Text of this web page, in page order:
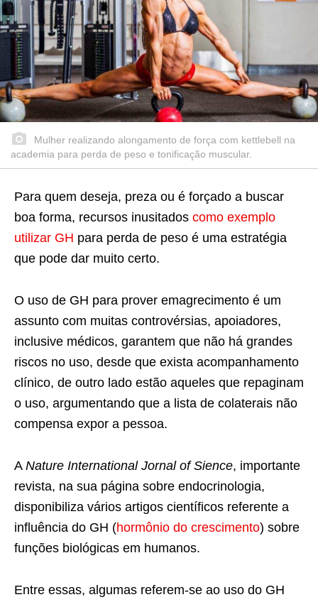
Mulher realizando alongamento de força com kettlebell na
academia para perda de peso e tonificação muscular.
Para quem deseja, preza ou é forçado a buscar
boa forma, recursos inusitados como exemplo
utilizar GH para perda de peso é uma estratégia
que pode dar muito certo.
O uso de GH para prover emagrecimento é um
assunto com muitas controvérsias, apoiadores,
inclusive médicos, garantem que não há grandes
riscos no uso, desde que exista acompanhamento
clínico, de outro lado estão aqueles que repaginam
o uso, argumentando que a lista de colaterais não
compensa expor a pessoa.
A Nature International Jornal of Sience, importante
revista, na sua página sobre endocrinologia,
disponibiliza vários artigos científicos referente a
influência do GH (hormônio do crescimento) sobre
funções biológicas em humanos.
Entre essas, algumas referem-se ao uso do GH